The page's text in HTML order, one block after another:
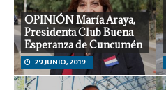
OPINIÓN María Araya,
Presidenta Club Buena
Esperanza de Cuncumén
29 JUNIO, 2019